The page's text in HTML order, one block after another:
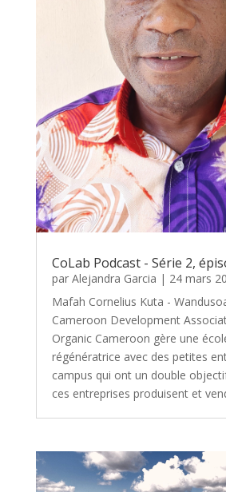
CoLab Podcast - Série 2,
par Alejandra Garcia | 24 mars
Mafah Cornelius Kuta -
Cameroon Development
Organic Cameroon gère une
régénératrice avec des petites
campus qui ont un double
ces entreprises produisent et